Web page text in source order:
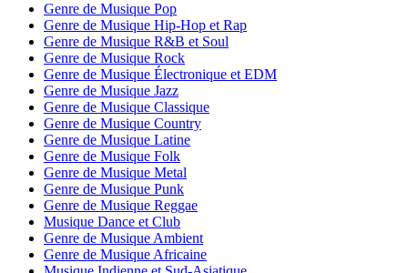
Genre de Musique Pop
Genre de Musique Hip-Hop et Rap
Genre de Musique R&B et Soul
Genre de Musique Rock
Genre de Musique Électronique et EDM
Genre de Musique Jazz
Genre de Musique Classique
Genre de Musique Country
Genre de Musique Latine
Genre de Musique Folk
Genre de Musique Metal
Genre de Musique Punk
Genre de Musique Reggae
Musique Dance et Club
Genre de Musique Ambient
Genre de Musique Africaine